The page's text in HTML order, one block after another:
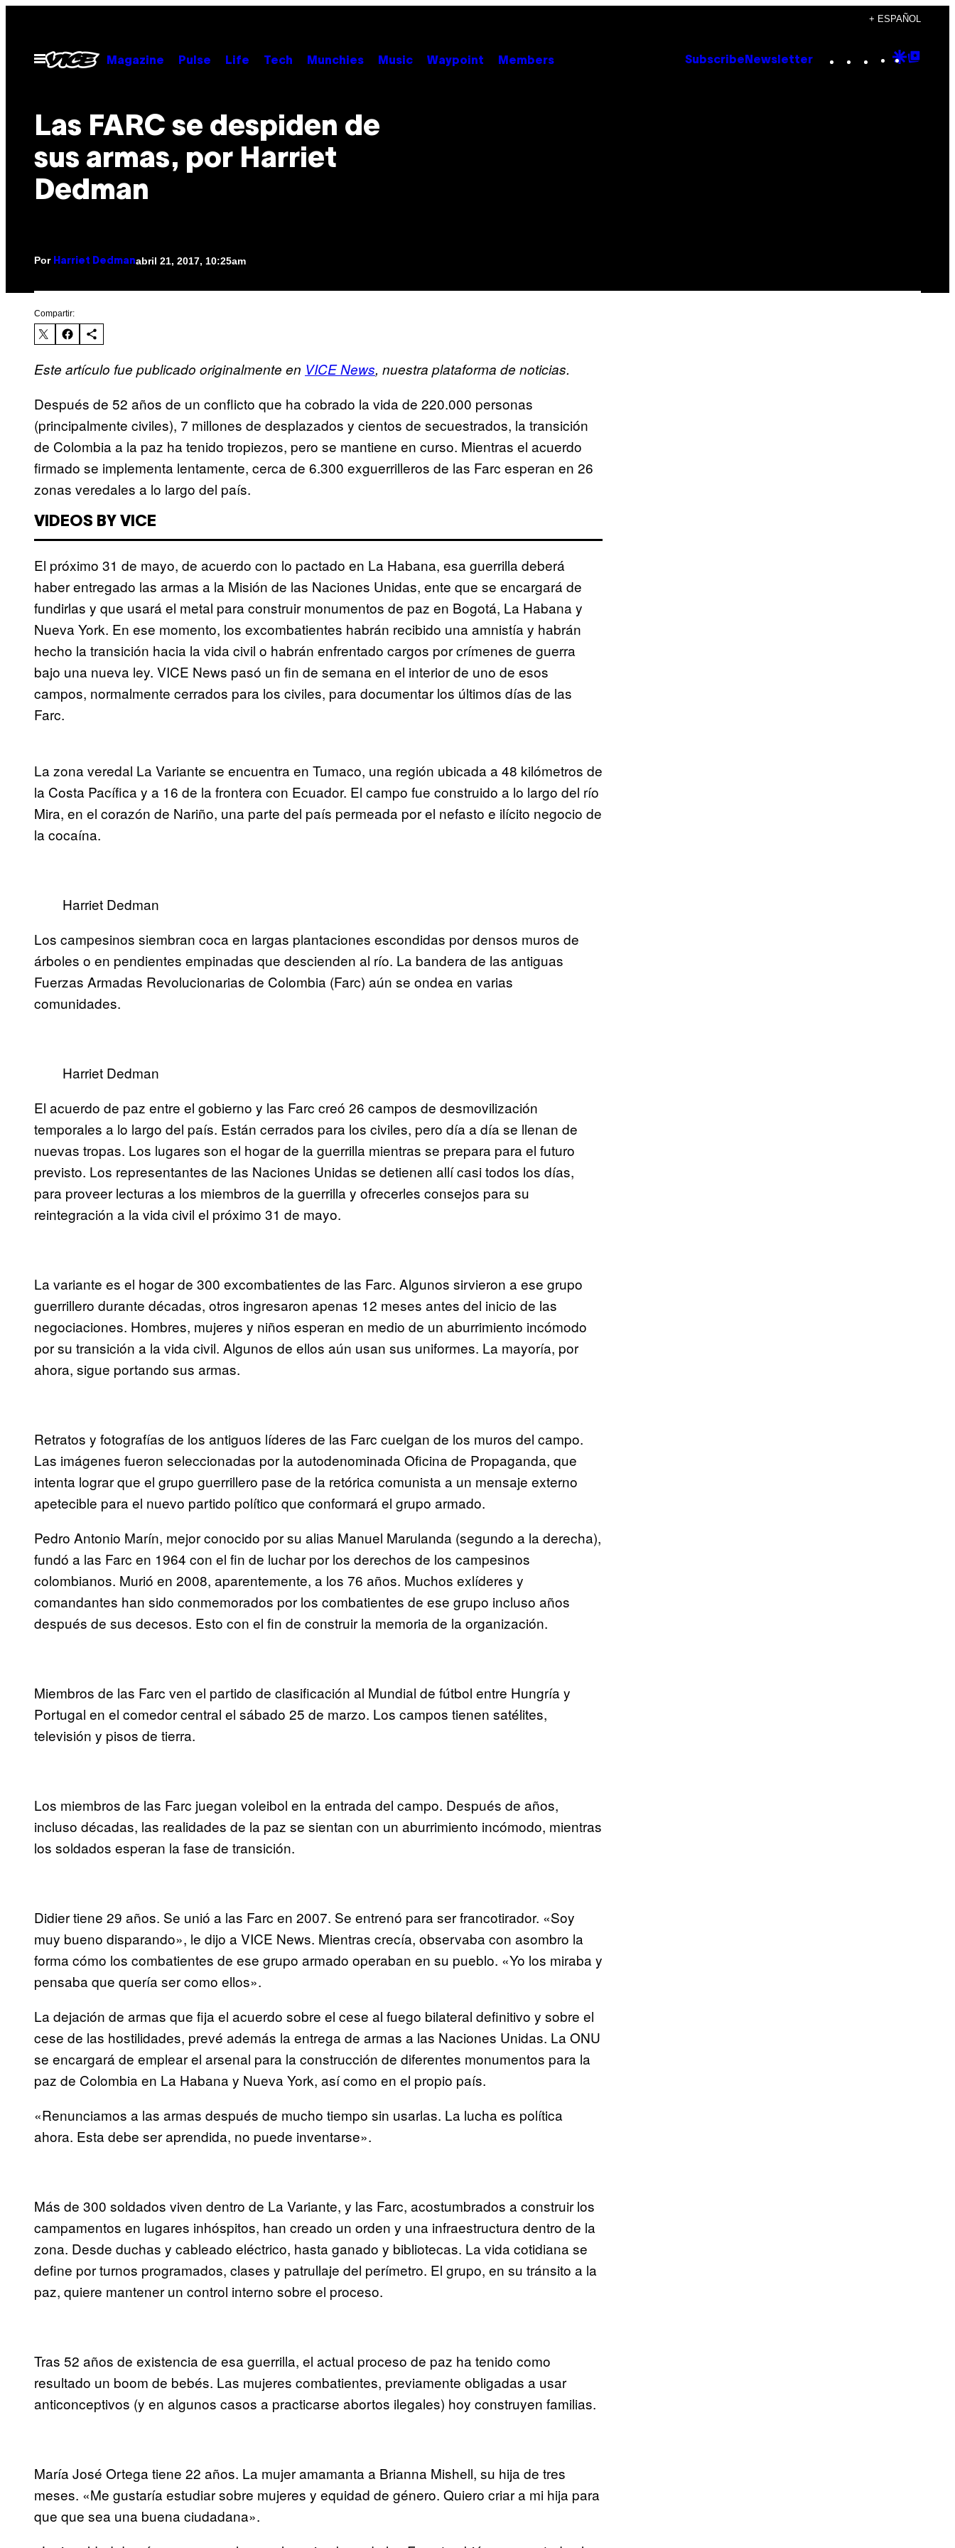
contenido
+ ESPAÑOL
Abrir
Menú
Magazine Pulse Life Tech Munchies Music Waypoint Members Subscribe Newsletter Instagram
TikTok
YouTube
Google
Las FARC se despiden de
sus armas, por Harriet
Dedman
Por Harriet Dedmanabril 21, 2017, 10:25am
Compartir:
Este artículo fue publicado originalmente en VICE News, nuestra plataforma de noticias.
Después de 52 años de un conflicto que ha cobrado la vida de 220.000 personas
(principalmente civiles), 7 millones de desplazados y cientos de secuestrados, la transición
de Colombia a la paz ha tenido tropiezos, pero se mantiene en curso. Mientras el acuerdo
firmado se implementa lentamente, cerca de 6.300 exguerrilleros de las Farc esperan en 26
zonas veredales a lo largo del país.
VIDEOS BY VICE
El próximo 31 de mayo, de acuerdo con lo pactado en La Habana, esa guerrilla deberá
haber entregado las armas a la Misión de las Naciones Unidas, ente que se encargará de
fundirlas y que usará el metal para construir monumentos de paz en Bogotá, La Habana y
Nueva York. En ese momento, los excombatientes habrán recibido una amnistía y habrán
hecho la transición hacia la vida civil o habrán enfrentado cargos por crímenes de guerra
bajo una nueva ley. VICE News pasó un fin de semana en el interior de uno de esos
campos, normalmente cerrados para los civiles, para documentar los últimos días de las
Farc.
La zona veredal La Variante se encuentra en Tumaco, una región ubicada a 48 kilómetros de
la Costa Pacífica y a 16 de la frontera con Ecuador. El campo fue construido a lo largo del río
Mira, en el corazón de Nariño, una parte del país permeada por el nefasto e ilícito negocio de
la cocaína.
Harriet Dedman
Los campesinos siembran coca en largas plantaciones escondidas por densos muros de
árboles o en pendientes empinadas que descienden al río. La bandera de las antiguas
Fuerzas Armadas Revolucionarias de Colombia (Farc) aún se ondea en varias
comunidades.
Harriet Dedman
El acuerdo de paz entre el gobierno y las Farc creó 26 campos de desmovilización
temporales a lo largo del país. Están cerrados para los civiles, pero día a día se llenan de
nuevas tropas. Los lugares son el hogar de la guerrilla mientras se prepara para el futuro
previsto. Los representantes de las Naciones Unidas se detienen allí casi todos los días,
para proveer lecturas a los miembros de la guerrilla y ofrecerles consejos para su
reintegración a la vida civil el próximo 31 de mayo.
La variante es el hogar de 300 excombatientes de las Farc. Algunos sirvieron a ese grupo
guerrillero durante décadas, otros ingresaron apenas 12 meses antes del inicio de las
negociaciones. Hombres, mujeres y niños esperan en medio de un aburrimiento incómodo
por su transición a la vida civil. Algunos de ellos aún usan sus uniformes. La mayoría, por
ahora, sigue portando sus armas.
Retratos y fotografías de los antiguos líderes de las Farc cuelgan de los muros del campo.
Las imágenes fueron seleccionadas por la autodenominada Oficina de Propaganda, que
intenta lograr que el grupo guerrillero pase de la retórica comunista a un mensaje externo
apetecible para el nuevo partido político que conformará el grupo armado.
Pedro Antonio Marín, mejor conocido por su alias Manuel Marulanda (segundo a la derecha),
fundó a las Farc en 1964 con el fin de luchar por los derechos de los campesinos
colombianos. Murió en 2008, aparentemente, a los 76 años. Muchos exlíderes y
comandantes han sido conmemorados por los combatientes de ese grupo incluso años
después de sus decesos. Esto con el fin de construir la memoria de la organización.
Miembros de las Farc ven el partido de clasificación al Mundial de fútbol entre Hungría y
Portugal en el comedor central el sábado 25 de marzo. Los campos tienen satélites,
televisión y pisos de tierra.
Los miembros de las Farc juegan voleibol en la entrada del campo. Después de años,
incluso décadas, las realidades de la paz se sientan con un aburrimiento incómodo, mientras
los soldados esperan la fase de transición.
Didier tiene 29 años. Se unió a las Farc en 2007. Se entrenó para ser francotirador. «Soy
muy bueno disparando», le dijo a VICE News. Mientras crecía, observaba con asombro la
forma cómo los combatientes de ese grupo armado operaban en su pueblo. «Yo los miraba y
pensaba que quería ser como ellos».
La dejación de armas que fija el acuerdo sobre el cese al fuego bilateral definitivo y sobre el
cese de las hostilidades, prevé además la entrega de armas a las Naciones Unidas. La ONU
se encargará de emplear el arsenal para la construcción de diferentes monumentos para la
paz de Colombia en La Habana y Nueva York, así como en el propio país.
«Renunciamos a las armas después de mucho tiempo sin usarlas. La lucha es política
ahora. Esta debe ser aprendida, no puede inventarse».
Más de 300 soldados viven dentro de La Variante, y las Farc, acostumbrados a construir los
campamentos en lugares inhóspitos, han creado un orden y una infraestructura dentro de la
zona. Desde duchas y cableado eléctrico, hasta ganado y bibliotecas. La vida cotidiana se
define por turnos programados, clases y patrullaje del perímetro. El grupo, en su tránsito a la
paz, quiere mantener un control interno sobre el proceso.
Tras 52 años de existencia de esa guerrilla, el actual proceso de paz ha tenido como
resultado un boom de bebés. Las mujeres combatientes, previamente obligadas a usar
anticonceptivos (y en algunos casos a practicarse abortos ilegales) hoy construyen familias.
María José Ortega tiene 22 años. La mujer amamanta a Brianna Mishell, su hija de tres
meses. «Me gustaría estudiar sobre mujeres y equidad de género. Quiero criar a mi hija para
que que sea una buena ciudadana».